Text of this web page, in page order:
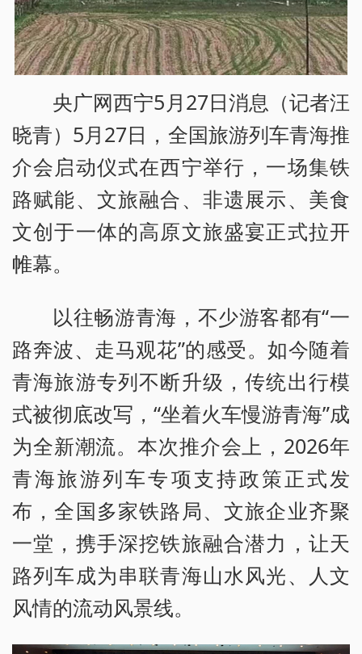
央广网西宁5月27日消息（记者汪
晓青）5月27日，全国旅游列车青海推
介会启动仪式在西宁举行，一场集铁
路赋能、文旅融合、非遗展示、美食
文创于一体的高原文旅盛宴正式拉开
帷幕。
以往畅游青海，不少游客都有“一
路奔波、走马观花”的感受。如今随着
青海旅游专列不断升级，传统出行模
式被彻底改写，“坐着火车慢游青海”成
为全新潮流。本次推介会上，2026年
青海旅游列车专项支持政策正式发
布，全国多家铁路局、文旅企业齐聚
一堂，携手深挖铁旅融合潜力，让天
路列车成为串联青海山水风光、人文
风情的流动风景线。